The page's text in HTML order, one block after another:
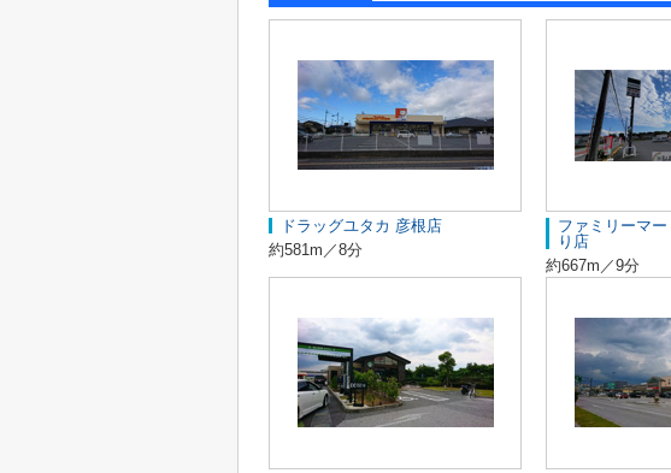
ドラッグユタカ 彦根店
約581m／8分
ファミリーマ
り店
約667m／9分